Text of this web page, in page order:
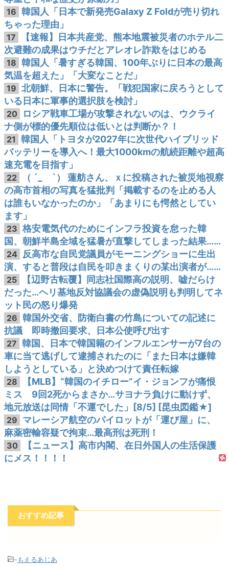
16 韓国人「日本で新発売Galaxy Z Foldが売り切れ
ちゃった理由」
17
【速報】日本共産党、熊本地震被災者のホテル二
次避難の成果はウチだとアレオレ詐欺をはじめる
18 韓国人「暑すぎる韓国、100年ぶりに日本の最高
気温を超えた」「大変なことだ」
19 北朝鮮、日本に警告。「戦犯国家に戻ろうとして
いる日本に軍事的選択肢を検討」
20
ロシア戦車工場が攻撃されないのは、ウクライ
ナ側が標的優先順位は低いとは判断か？！
21
韓国人「トヨタが2027年に次世代ハイブリッド
バッテリーを導入へ！最大1000kmの航続距離や超高
速充電を目指す」
22
（ ´_ゝ`） 蓮舫さん、ｘに投稿された被災地視察
の高市首相の写真を猛批判「掲載するのを止める人
は誰もいなかったのか」「あまりにも愕然としてい
ます」
23 格安電気代のためにインフラ投資を怠った韓
国、朝鮮半島全域を猛暑が直撃してしまった結果……
24
反高市な自民党議員がモーニングショーに生出
演、すると普段は自民を叩きまくりの某出演者が……
25
【辺野古転覆】同志社国際高の説明、嘘だらけ
だった…ヘリ基地反対協議会の虚偽説明も判明してネ
ット民の怒り爆発
26 韓国外交省、防衛白書の竹島についての記述に
抗議 即時撤回要求、日本公使呼び出す
27 韓国、日本で韓国籍のインフルエンサーが7台の
車に当て逃げして逮捕されたのに「また日本は嫌韓
しようとしている」と決めつけて責任転嫁
28
【MLB】“韓国のイチロー”イ・ジョンフが痛恨
ミス 9回2死からまさか…サヨナラ負けに動けず、
地元放送は同情「不運でした」[8/5] [昆虫図鑑★]
29 マレーシア航空のパイロットが「運び屋」に、
麻薬密輸容疑で拘束…最高刑は死刑！
30
【ニュース】高市内閣、在日外国人の生活保護
にメス！！！！
おすすめ記事
-もえるあじあ